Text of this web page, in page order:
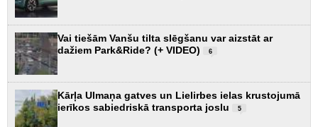
Vai tiešām Vanšu tilta slēgšanu var aizstāt ar
dažiem Park&Ride? (+ VIDEO)
6
Kārļa Ulmaņa gatves un Lielirbes ielas krustojumā
ierīkos sabiedriskā transporta joslu
5